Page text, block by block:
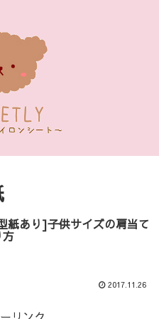
紙あり]子供サイズの肩当て
方
2017.11.26